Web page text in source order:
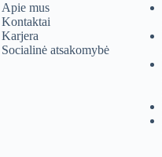
Apie mus
Kontaktai
Karjera
Socialinė atsakomybė